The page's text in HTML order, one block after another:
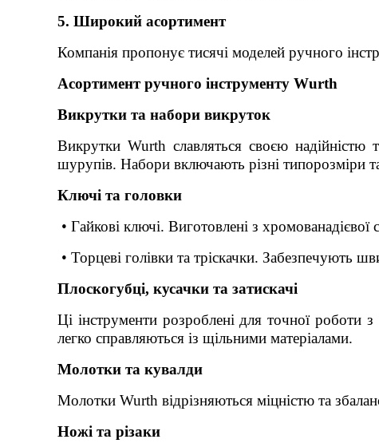
5. Широкий асортимент
Компанія пропонує тисячі моделей ручного
Асортимент ручного інструменту Wurth
Викрутки та набори викруток
Викрутки Wurth славляться своєю надійністю
шурупів. Набори включають різні типорозміри
Ключі та головки
• Гайкові ключі. Виготовлені з
• Торцеві голівки та тріскачки. Забезпечують
Плоскогубці, кусачки та затискачі
Ці інструменти розроблені для точної роботи
легко справляються із щільними матеріалами.
Молотки та кувалди
Молотки Wurth відрізняються міцністю та
Ножі та різаки